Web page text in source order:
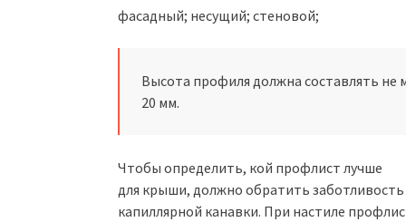
фасадный; несущий; стеновой;
Высота профиля должна составлять не
20 мм.
Чтобы определить, кой профлист лучше
для крыши, должно обратить
капиллярной канавки. При настиле